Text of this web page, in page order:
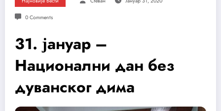
0 Comments
31. јануар –
Национални дан без
дуванског дима